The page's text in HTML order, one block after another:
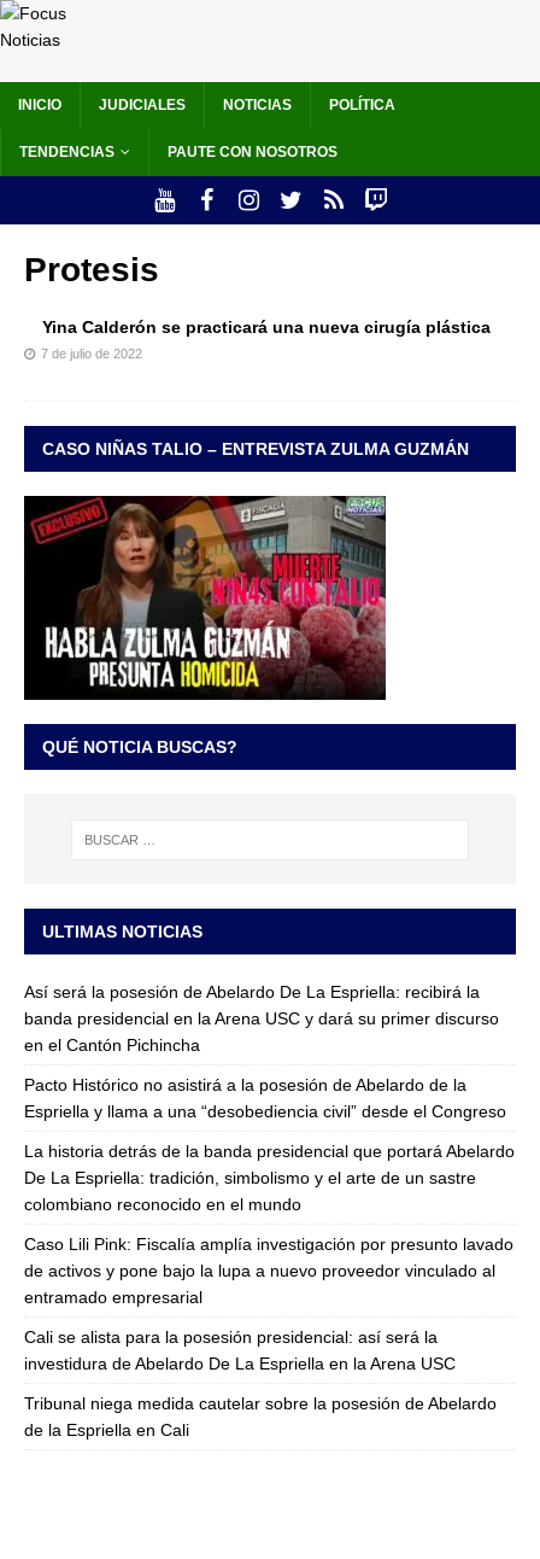
INICIO JUDICIALES NOTICIAS POLÍTICA
TENDENCIAS PAUTE CON NOSOTROS
Protesis
Yina Calderón se practicará una nueva cirugía plástica
7 de julio de 2022
CASO NIÑAS TALIO – ENTREVISTA ZULMA GUZMÁN
QUÉ NOTICIA BUSCAS?
ULTIMAS NOTICIAS
Así será la posesión de Abelardo De La Espriella: recibirá la
banda presidencial en la Arena USC y dará su primer discurso
en el Cantón Pichincha
Pacto Histórico no asistirá a la posesión de Abelardo de la
Espriella y llama a una “desobediencia civil” desde el Congreso
La historia detrás de la banda presidencial que portará Abelardo
De La Espriella: tradición, simbolismo y el arte de un sastre
colombiano reconocido en el mundo
Caso Lili Pink: Fiscalía amplía investigación por presunto lavado
de activos y pone bajo la lupa a nuevo proveedor vinculado al
entramado empresarial
Cali se alista para la posesión presidencial: así será la
investidura de Abelardo De La Espriella en la Arena USC
Tribunal niega medida cautelar sobre la posesión de Abelardo
de la Espriella en Cali